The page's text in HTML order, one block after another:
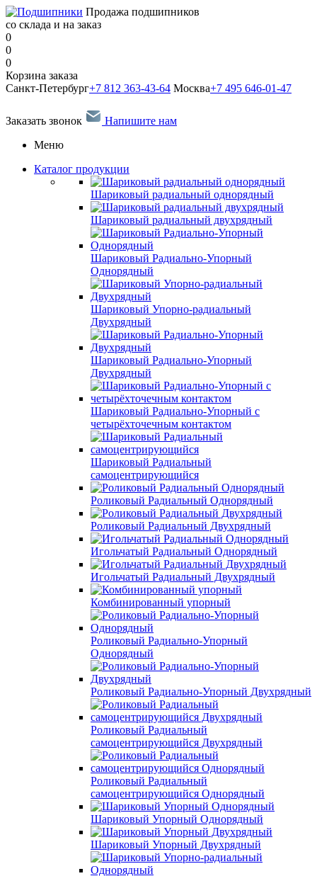
Продажа подшипников
со склада и на заказ
0
0
0
Корзина заказа
Санкт-Петербург+7 812 363-43-64 Москва+7 495 646-01-47
Заказать звонок
Напишите нам
Меню
Каталог продукции
Шариковый радиальный однорядный
Шариковый радиальный двухрядный
Шариковый Радиально-Упорный
Однорядный
Шариковый Упорно-радиальный
Двухрядный
Шариковый Радиально-Упорный
Двухрядный
Шариковый Радиально-Упорный с
четырёхточечным контактом
Шариковый Радиальный
самоцентрирующийся
Роликовый Радиальный Однорядный
Роликовый Радиальный Двухрядный
Игольчатый Радиальный Однорядный
Игольчатый Радиальный Двухрядный
Комбинированный упорный
Роликовый Радиально-Упорный
Однорядный
Роликовый Радиально-Упорный Двухрядный
Роликовый Радиальный
самоцентрирующийся Двухрядный
Роликовый Радиальный
самоцентрирующийся Однорядный
Шариковый Упорный Однорядный
Шариковый Упорный Двухрядный